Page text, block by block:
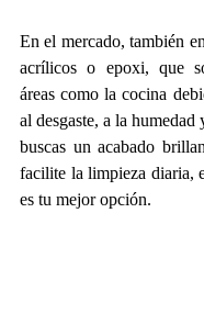
En el mercado, también
acrílicos o epoxi, que
áreas como la cocina
al desgaste, a la humedad
buscas un acabado
facilite la limpieza diaria,
es tu mejor opción.